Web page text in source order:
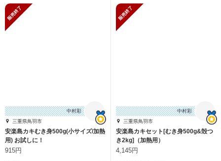
中村彩
三重県鳥羽市
安楽島カキむき身500g(小サイズ/加熱
用) お試しに！
915円
中村彩
三重県鳥羽市
安楽島カキセット[むき身500g&殻つ
き2kg]（加熱用）
4,145円